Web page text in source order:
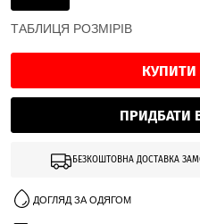
ТАБЛИЦЯ РОЗМІРІВ
КУПИТИ
ПРИДБАТИ
БЕЗКОШТОВНА ДОСТАВКА
ДОГЛЯД ЗА ОДЯГОМ